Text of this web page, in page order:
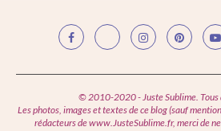
© 2010-2020 - Juste Sublime. Tous
Les photos, images et textes de ce blog (sauf
rédacteurs de www.JusteSublime.fr, merci de